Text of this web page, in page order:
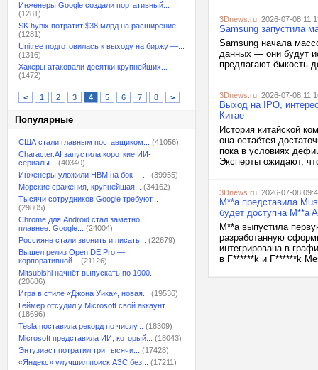
Инженеры Google создали портативный...
(1281)
SK hynix потратит $38 млрд на расширение...
(1281)
Unitree подготовилась к выходу на биржу —...
(1316)
Хакеры атаковали десятки крупнейших...
(1472)
< 1 2 3 4 5 6 7 8 >
Популярные
США стали главным поставщиком...
(41056)
Character.AI запустила короткие ИИ-
сериалы...
(40340)
Инженеры уложили HBM на бок —...
(39955)
Морские сражения, крупнейшая...
(34162)
Тысячи сотрудников Google требуют...
(29805)
Chrome для Android стал заметно
плавнее: Google...
(24004)
Россияне стали звонить и писать...
(22679)
Вышел релиз OpenIDE Pro —
корпоративной...
(21126)
Mitsubishi начнёт выпускать по 1000...
(20686)
Игра в стиле «Джона Уика», новая...
(19536)
Геймер отсудил у Microsoft свой аккаунт...
(18696)
Tesla поставила рекорд по числу...
(18309)
Microsoft представила ИИ, который...
(18043)
Энтузиаст потратил три тысячи...
(17428)
«Яндекс» улучшил поиск АЗС без...
(17211)
3Dnews.ru , 2026-07-08
Samsung запустила
Samsung начала
данных — они будут
предлагают ёмкость
3Dnews.ru , 2026-07-08
Выход на IPO,
Китае
История китайской
она остаётся
пока в условиях
Эксперты ожидают,
3Dnews.ru , 2026-07-08
M**a представила
будет доступна M**a
M**a выпустила
разработанную
интегрирована в
в F******k и F******k